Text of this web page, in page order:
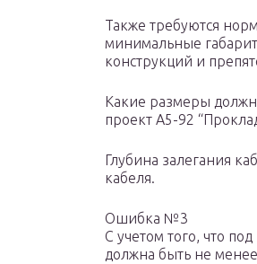
Также требуются
минимальные
конструкций и
Какие размеры
проект А5-92
Глубина залегания
кабеля.
Ошибка №3
С учетом того, что
должна быть не